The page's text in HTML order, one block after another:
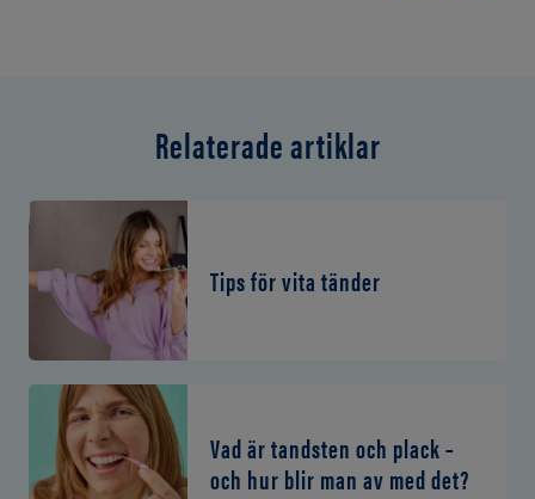
Relaterade artiklar
Tips för vita tänder
Vad är tandsten och plack –
och hur blir man av med det?